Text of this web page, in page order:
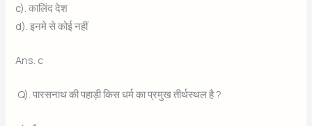
c). कालिंद देश
d). इनमे से कोई नहीं
Ans. c
Q). पारसनाथ की पहाड़ी किस धर्म का प्रमुख तीर्थस्थल है ?